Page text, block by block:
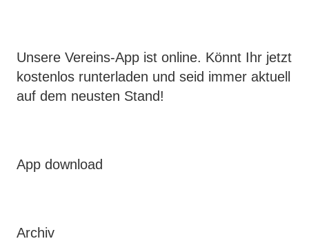
Unsere Vereins-App ist online. Könnt Ihr jetzt
kostenlos runterladen und seid immer aktuell
auf dem neusten Stand!
App download
Archiv